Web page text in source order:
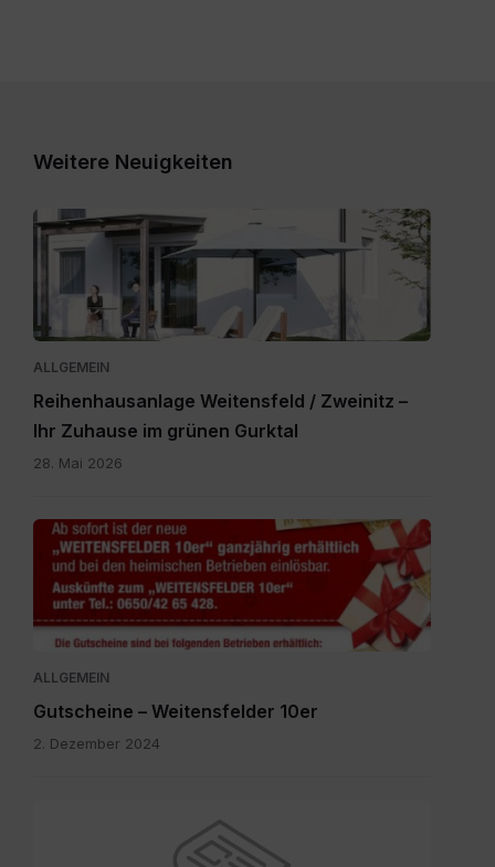
Weitere Neuigkeiten
Expose_Weitensfeld-
Zweinitz_20260528.pdf
ALLGEMEIN
Reihenhausanlage Weitensfeld / Zweinitz –
Ihr Zuhause im grünen Gurktal
28. Mai 2026
Gutscheine.pdf
ALLGEMEIN
Gutscheine – Weitensfelder 10er
2. Dezember 2024